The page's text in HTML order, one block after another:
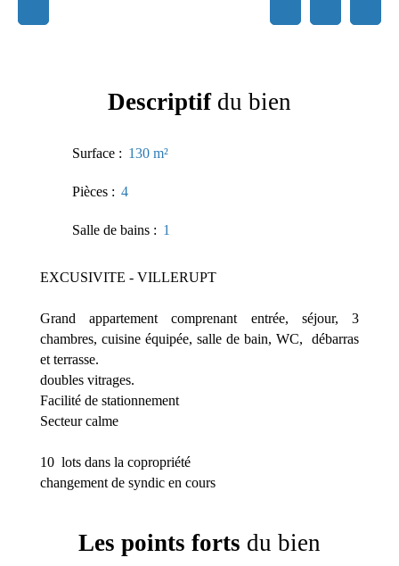
Descriptifdu bien
Surface : 130 m²
Pièces : 4
Salle de bains : 1
EXCUSIVITE - VILLERUPT
Grand appartement comprenant entrée, séjour, 3
chambres, cuisine équipée, salle de bain, WC, débarras
et terrasse.
doubles vitrages.
Facilité de stationnement
Secteur calme
10 lots dans la copropriété
changement de syndic en cours
Les points forts du bien